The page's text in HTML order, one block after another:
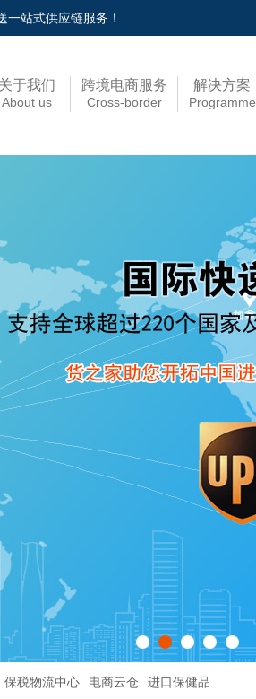
站式供应链服务！
关于我们
About us
跨境电商服务
Cross-border
解决方案
Programme
保税物流中心 电商云仓 进口保健品